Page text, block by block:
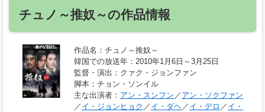
チュノ～推奴～の作品情報
作品名 ：チュノ～推奴～
韓国での放送年 ：2010年1月6日～3月25日
監督・演出 ：クァク・ジョンファン
脚本 ：チョン・ソンイル
主な出演者 ： アン・スンフン ／ アン・ソクファン
／ イ・ジョンヒョク ／ イ・ダヘ／ イ・デロ ／ イ・